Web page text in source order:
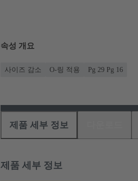
속성 개요
사이즈 감소 O-링 적용 Pg 29 Pg 16
제품 세부 정보
제품 세부 정보